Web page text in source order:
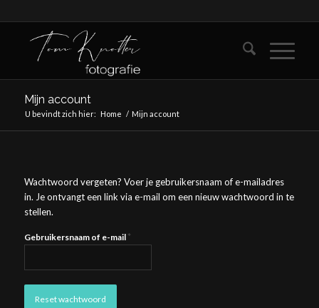
Mijn account
U bevindt zich hier: Home / Mijn account
Wachtwoord vergeten? Voer je gebruikersnaam of e-mailadres
in. Je ontvangt een link via e-mail om een nieuw wachtwoord in te
stellen.
Gebruikersnaam of e-mail *
Reset wachtwoord